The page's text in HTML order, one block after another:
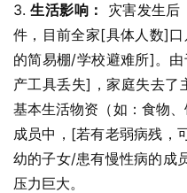
3. 生活影响：
灾害发生后
件，目前全家[具体人数]
的简易棚/学校避难所]。
产工具丢失]，家庭失去了
基本生活物资（如：食物
成员中，[若有老弱病残，
幼的子女/患有慢性病的成
压力巨大。